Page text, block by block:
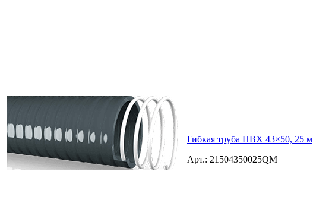
Гибкая труба ПВХ 43×50, 25 м
Арт.: 21504350025QM